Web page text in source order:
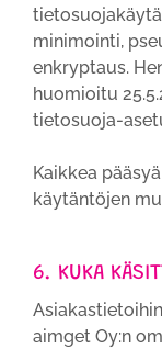
minimointi,
enkryptaus.
huomioitu
tietosuoja-
Kaikkea
käytäntöjen
6. KUKA
aimget Oy:n